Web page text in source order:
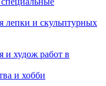
лепки и скульптурных
и худож работ в
и хобби